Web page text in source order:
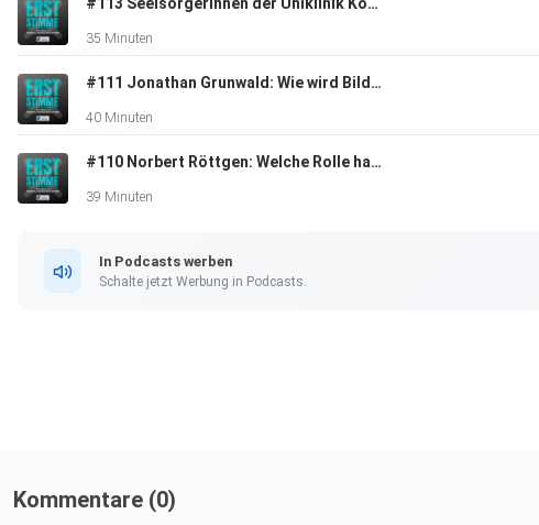
35 Minuten
#111 Jonathan Grunwald: Wie wird Bildung in Deutschland gerechter?
40 Minuten
#110 Norbert Röttgen: Welche Rolle hat Deutschland in der Welt?
39 Minuten
In Podcasts werben
Schalte jetzt Werbung in Podcasts.
Kommentare (0)